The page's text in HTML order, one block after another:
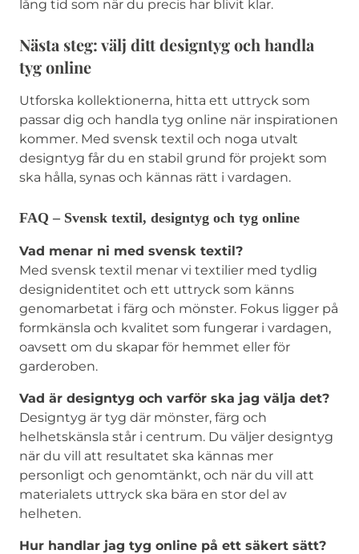
lång tid som när du precis har blivit klar.
Nästa steg: välj ditt designtyg och handla
tyg online
Utforska kollektionerna, hitta ett uttryck som
passar dig och handla tyg online när inspirationen
kommer. Med svensk textil och noga utvalt
designtyg får du en stabil grund för projekt som
ska hålla, synas och kännas rätt i vardagen.
FAQ – Svensk textil, designtyg och tyg online
Vad menar ni med svensk textil?
Med svensk textil menar vi textilier med tydlig
designidentitet och ett uttryck som känns
genomarbetat i färg och mönster. Fokus ligger på
formkänsla och kvalitet som fungerar i vardagen,
oavsett om du skapar för hemmet eller för
garderoben.
Vad är designtyg och varför ska jag välja det?
Designtyg är tyg där mönster, färg och
helhetskänsla står i centrum. Du väljer designtyg
när du vill att resultatet ska kännas mer
personligt och genomtänkt, och när du vill att
materialets uttryck ska bära en stor del av
helheten.
Hur handlar jag tyg online på ett säkert sätt?